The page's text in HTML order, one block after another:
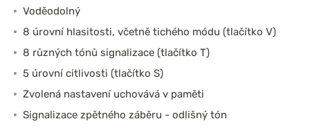
Voděodolný
8 úrovní hlasitosti, včetně tichého módu (tlačítko V)
8 různých tónů signalizace (tlačítko T)
5 úrovní citlivosti (tlačítko S)
Zvolená nastavení uchovává v paměti
Signalizace zpětného záběru - odlišný tón